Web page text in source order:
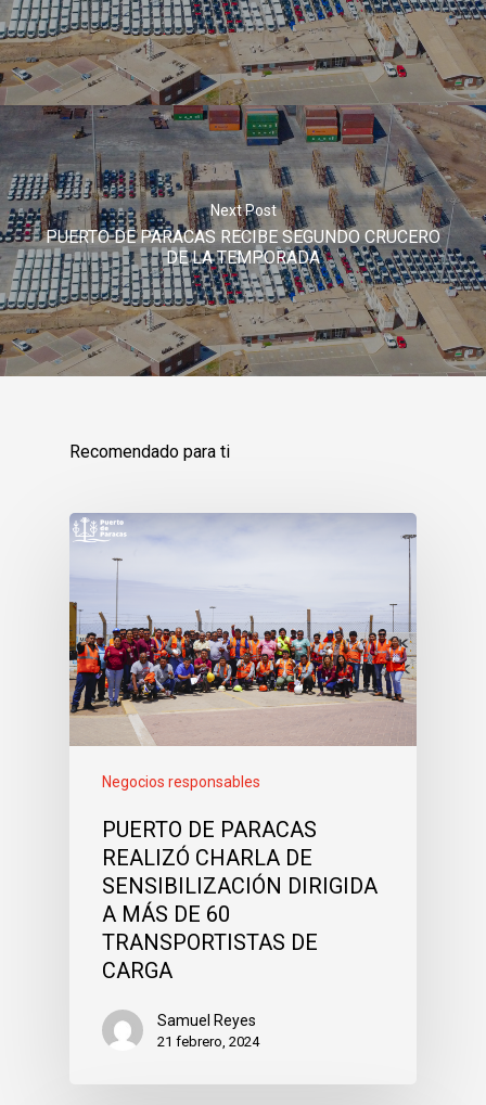
Next Post
PUERTO DE PARACAS RECIBE SEGUNDO CRUCERO
DE LA TEMPORADA
Recomendado para ti
Negocios responsables
PUERTO DE PARACAS
REALIZÓ CHARLA DE
SENSIBILIZACIÓN DIRIGIDA
A MÁS DE 60
TRANSPORTISTAS DE
CARGA
Samuel Reyes
21 febrero, 2024
Negocios
Responsables
Entorno
Compromiso